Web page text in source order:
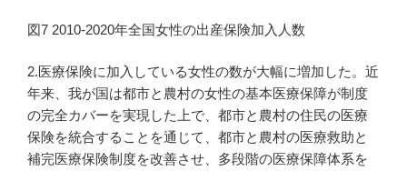
図7 2010-2020年全国女性の出産保険加入人数
2.医療保険に加入している女性の数が大幅に増加した。近
年来、我が国は都市と農村の女性の基本医療保障が制度
の完全カバーを実現した上で、都市と農村の住民の医療
保険を統合することを通じて、都市と農村の医療救助と
補完医療保険制度を改善させ、多段階の医療保障体系を